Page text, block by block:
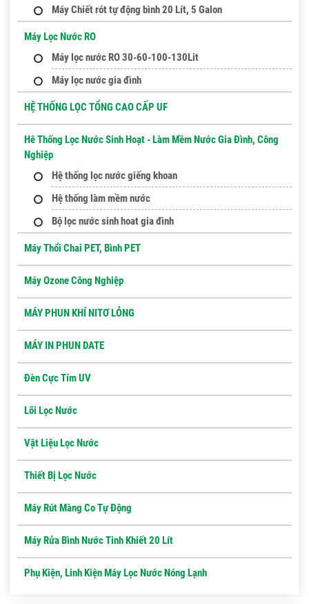
Máy Chiết rót tự động bình 20 Lít, 5 Galon
Máy Lọc Nước RO
Máy lọc nước RO 30-60-100-130Lit
Máy lọc nước gia đình
HỆ THỐNG LỌC TỔNG CAO CẤP UF
Hê Thống Lọc Nước Sinh Hoạt - Làm Mềm Nước Gia Đình, Công
Nghiệp
Hệ thống lọc nước giếng khoan
Hệ thống làm mềm nước
Bộ lọc nước sinh hoat gia đình
Máy Thổi Chai PET, Bình PET
Máy Ozone Công Nghiệp
MÁY PHUN KHÍ NITƠ LỎNG
MÁY IN PHUN DATE
Đèn Cực Tím UV
Lõi Lọc Nước
Vật Liệu Lọc Nước
Thiết Bị Lọc Nước
Máy Rút Màng Co Tự Động
Máy Rửa Bình Nước Tinh Khiết 20 Lít
Phụ Kiện, Linh Kiện Máy Lọc Nước Nóng Lạnh